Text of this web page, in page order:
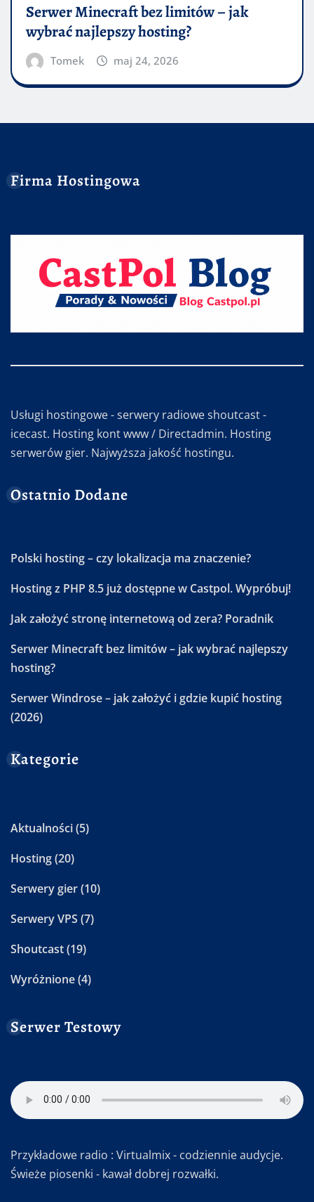
Serwer Minecraft bez limitów – jak
wybrać najlepszy hosting?
Tomek maj 24, 2026
Firma Hostingowa
Usługi hostingowe - serwery radiowe shoutcast -
icecast. Hosting kont www / Directadmin. Hosting
serwerów gier. Najwyższa jakość hostingu.
Ostatnio Dodane
Polski hosting – czy lokalizacja ma znaczenie?
Hosting z PHP 8.5 już dostępne w Castpol. Wypróbuj!
Jak założyć stronę internetową od zera? Poradnik
Serwer Minecraft bez limitów – jak wybrać najlepszy
hosting?
Serwer Windrose – jak założyć i gdzie kupić hosting
(2026)
Kategorie
Aktualności(5)
Hosting(20)
Serwery gier(10)
Serwery VPS (7)
Shoutcast(19)
Wyróżnione(4)
Serwer Testowy
Przykładowe radio : Virtualmix - codziennie audycje.
Świeże piosenki - kawał dobrej rozwałki.